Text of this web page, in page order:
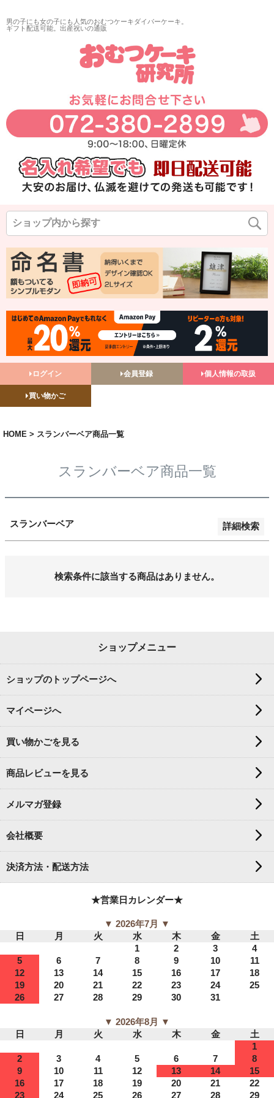
男の子にも女の子にも人気のおむつケーキダイパーケーキ。
ギフト配送可能。出産祝いの通販
ログイン 会員登録 個人情報の取扱
買い物かご
HOME スランバーベア商品一覧
スランバーベア商品一覧
スランバーベア 詳細検索
翌日発送
◆
◆
◆
◆
在庫なし商品を表示しない
バンドル販売
予約商品
予約商品のみを表示
並び順
登録順
価格が高い順
キーワードヒット順
検索
検索条件に該当する商品はありません。
ショップメニュー
ショップのトップページへ
マイページへ
買い物かごを見る
商品レビューを見る
メルマガ登録
会社概要
決済方法・配送方法
★営業日カレンダー★
▼ 2026年7月 ▼
日
月 火 水 木 金
土
1
2 3
4
5
6 7 8 9 10
11
12
13 14 15 16 17
18
19
20 21 22 23 24
25
26
27 28 29 30 31
▼ 2026年8月 ▼
日
月 火 水 木 金
土
1
2
3 4 5 6 7
8
9
10 11 12 13 14
15
16
17 18 19 20 21
22
23
24 25 26 27 28 29